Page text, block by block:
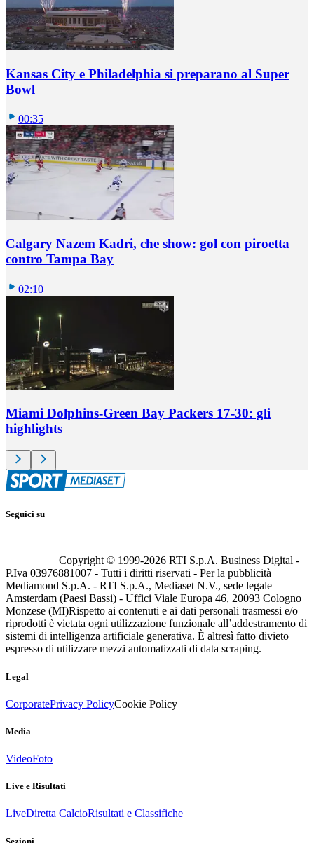
Kansas City e Philadelphia si preparano al Super
Bowl
00:35
Calgary Nazem Kadri, che show: gol con piroetta
contro Tampa Bay
02:10
Miami Dolphins-Green Bay Packers 17-30: gli
highlights
Seguici su
Copyright © 1999-2026 RTI S.p.A. Business Digital -
P.Iva 03976881007 - Tutti i diritti riservati - Per la pubblicità
Mediamond S.p.A. - RTI S.p.A., Mediaset N.V., sede legale
Amsterdam (Paesi Bassi) - Uffici Viale Europa 46, 20093 Cologno
Monzese (MI)Rispetto ai contenuti e ai dati personali trasmessi e/o
riprodotti è vietata ogni utilizzazione funzionale all’addestramento di
sistemi di intelligenza artificiale generativa. È altresì fatto divieto
espresso di utilizzare mezzi automatizzati di data scraping.
Legal
CorporatePrivacy PolicyCookie Policy
Media
VideoFoto
Live e Risultati
LiveDiretta CalcioRisultati e Classifiche